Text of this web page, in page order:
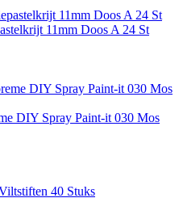
11mm Doos A 24 St
DIY Spray Paint-it 030 Mos